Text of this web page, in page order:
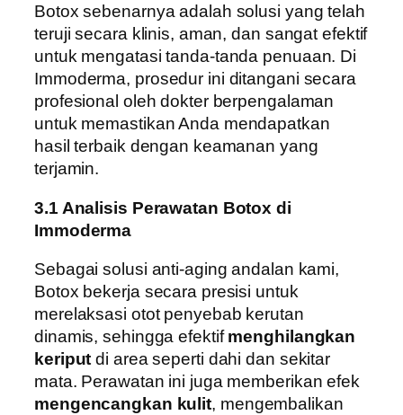
Botox sebenarnya adalah solusi yang telah
teruji secara klinis, aman, dan sangat efektif
untuk mengatasi tanda-tanda penuaan. Di
Immoderma, prosedur ini ditangani secara
profesional oleh dokter berpengalaman
untuk memastikan Anda mendapatkan
hasil terbaik dengan keamanan yang
terjamin.
3.1 Analisis Perawatan Botox di
Immoderma
Sebagai solusi anti-aging andalan kami,
Botox bekerja secara presisi untuk
merelaksasi otot penyebab kerutan
dinamis, sehingga efektifmenghilangkan
keriput di area seperti dahi dan sekitar
mata. Perawatan ini juga memberikan efek
mengencangkan kulit, mengembalikan